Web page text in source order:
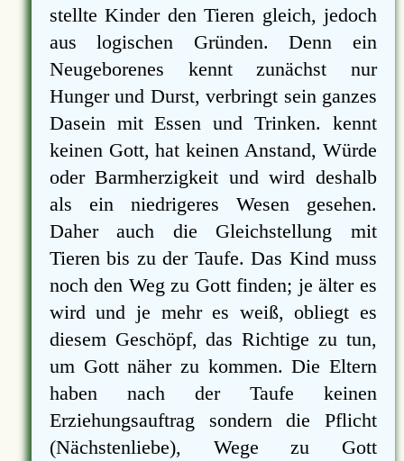
stellte Kinder den Tieren gleich, jedoch
aus logischen Gründen. Denn ein
Neugeborenes kennt zunächst nur
Hunger und Durst, verbringt sein ganzes
Dasein mit Essen und Trinken. kennt
keinen Gott, hat keinen Anstand, Würde
oder Barmherzigkeit und wird deshalb
als ein niedrigeres Wesen gesehen.
Daher auch die Gleichstellung mit
Tieren bis zu der Taufe. Das Kind muss
noch den Weg zu Gott finden; je älter es
wird und je mehr es weiß, obliegt es
diesem Geschöpf, das Richtige zu tun,
um Gott näher zu kommen. Die Eltern
haben nach der Taufe keinen
Erziehungsauftrag sondern die Pflicht
(Nächstenliebe), Wege zu Gott